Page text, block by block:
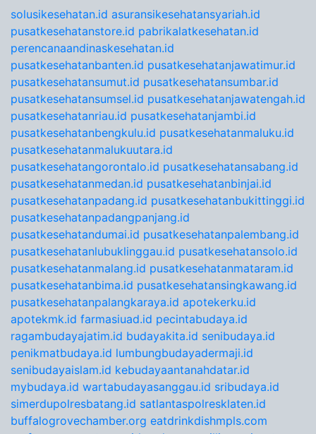
solusikesehatan.id asuransikesehatansyariah.id
pusatkesehatanstore.id pabrikalatkesehatan.id
perencanaandinaskesehatan.id
pusatkesehatanbanten.id pusatkesehatanjawatimur.id
pusatkesehatansumut.id pusatkesehatansumbar.id
pusatkesehatansumsel.id pusatkesehatanjawatengah.id
pusatkesehatanriau.id pusatkesehatanjambi.id
pusatkesehatanbengkulu.id pusatkesehatanmaluku.id
pusatkesehatanmalukuutara.id
pusatkesehatangorontalo.id pusatkesehatansabang.id
pusatkesehatanmedan.id pusatkesehatanbinjai.id
pusatkesehatanpadang.id pusatkesehatanbukittinggi.id
pusatkesehatanpadangpanjang.id
pusatkesehatandumai.id pusatkesehatanpalembang.id
pusatkesehatanlubuklinggau.id pusatkesehatansolo.id
pusatkesehatanmalang.id pusatkesehatanmataram.id
pusatkesehatanbima.id pusatkesehatansingkawang.id
pusatkesehatanpalangkaraya.id apotekerku.id
apotekmk.id farmasiuad.id pecintabudaya.id
ragambudayajatim.id budayakita.id senibudaya.id
penikmatbudaya.id lumbungbudayadermaji.id
senibudayaislam.id kebudayaantanahdatar.id
mybudaya.id wartabudayasanggau.id sribudaya.id
simerdupolresbatang.id satlantaspolresklaten.id
buffalogrovechamber.org eatdrinkdishmpls.com